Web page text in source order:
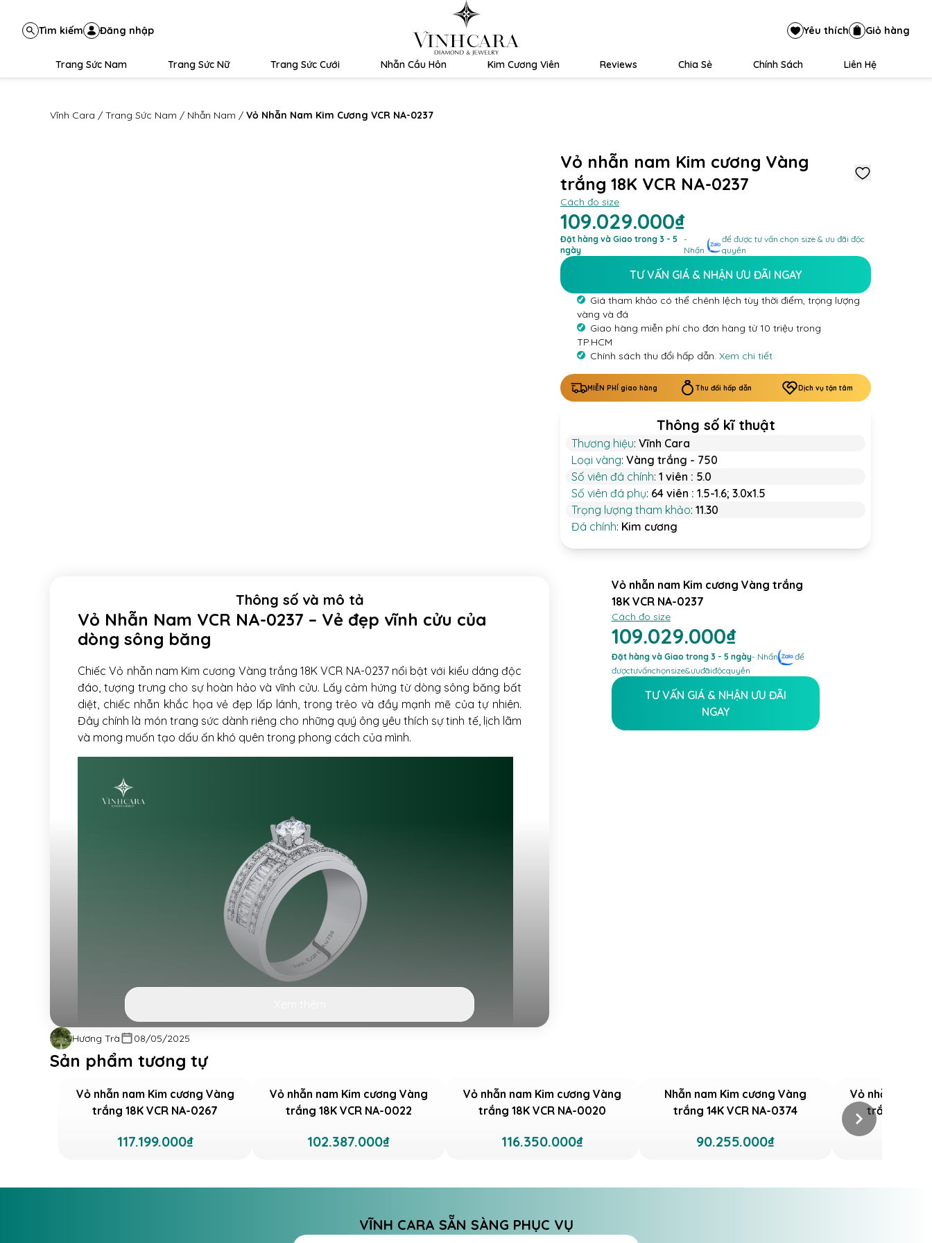
Tìm kiếm Đăng nhập Yêu thích Giỏ hàng
Trang Sức Nam Trang Sức Nữ Trang Sức Cưới Nhẫn Cầu Hôn Kim Cương Viên Reviews Chia Sẻ Chính Sách Liên Hệ
Vĩnh Cara / Trang Sức Nam / Nhẫn Nam / Vỏ Nhẫn Nam Kim Cương VCR NA-0237
Vỏ nhẫn nam Kim cương Vàng
trắng 18K VCR NA-0237
Cách đo size
109.029.000₫
Đặt hàng và Giao trong 3 - 5
ngày
-
Nhấn
để được tư vấn chọn size & ưu đãi độc
quyền
TƯ VẤN GIÁ & NHẬN ƯU ĐÃI NGAY
Giá tham khảo có thể chênh lệch tùy thời điểm, trọng lượng
vàng và đá
Giao hàng miễn phí cho đơn hàng từ 10 triệu trong
TP.HCM
Chính sách thu đổi hấp dẫn. Xem chi tiết
MIỄN PHÍ giao hàng Thu đổi hấp dẫn Dịch vụ tận tâm
Thông số kĩ thuật
Thương hiệu: Vĩnh Cara
Loại vàng: Vàng trắng - 750
Số viên đá chính: 1 viên : 5.0
Số viên đá phụ: 64 viên : 1.5-1.6; 3.0x1.5
Trọng lượng tham khảo: 11.30
Đá chính: Kim cương
Thông số và mô tả
Vỏ Nhẫn Nam VCR NA-0237 – Vẻ đẹp vĩnh cửu của
dòng sông băng
Chiếc Vỏ nhẫn nam Kim cương Vàng trắng 18K VCR NA-0237 nổi bật với kiểu dáng độc
đáo, tượng trưng cho sự hoàn hảo và vĩnh cửu. Lấy cảm hứng từ dòng sông băng bất
diệt, chiếc nhẫn khắc họa vẻ đẹp lấp lánh, trong trẻo và đầy mạnh mẽ của tự nhiên.
Đây chính là món trang sức dành riêng cho những quý ông yêu thích sự tinh tế, lịch lãm
và mong muốn tạo dấu ấn khó quên trong phong cách của mình.
Vỏ nhẫn nam Kim cương Vàng trắng 18K VCR NA-0237 độc đáo
Lấp lánh dưới ánh mặt trời, chúng phản chiếu những tia sáng huyền ảo và đầy mê
hoặc. Lấy cảm hứng từ hiện tượng thiên nhiên này, chiếc nhẫn NA-0237 với các viên kim
thu nhỏ trên đôi tay của quý ông.
Kim cương Round: Kích thước 1.5 ly: Được đính xung quanh tạo nên vẻ đẹp lấp lánh như
Hương Trà 08/05/2025
Vỏ nhẫn nam Kim cương Vàng trắng
18K VCR NA-0237
Cách đo size
109.029.000₫
Đặt hàng và Giao trong 3 - 5 ngày- Nhấn
để
đượctưvấnchọnsize&ưuđãiđộcquyền
TƯ VẤN GIÁ & NHẬN ƯU ĐÃI
NGAY
Sản phẩm tương tự
Vỏ nhẫn nam Kim cương Vàng
trắng 18K VCR NA-0267
117.199.000₫
Vỏ nhẫn nam Kim cương Vàng
trắng 18K VCR NA-0022
102.387.000₫
Vỏ nhẫn nam Kim cương Vàng
trắng 18K VCR NA-0020
116.350.000₫
Nhẫn nam Kim cương Vàng
trắng 14K VCR NA-0374
90.255.000₫
Vỏ nhẫn nam
trắng 18K
VĨNH CARA SẴN SÀNG PHỤC VỤ